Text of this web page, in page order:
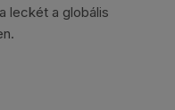
leckét a globális